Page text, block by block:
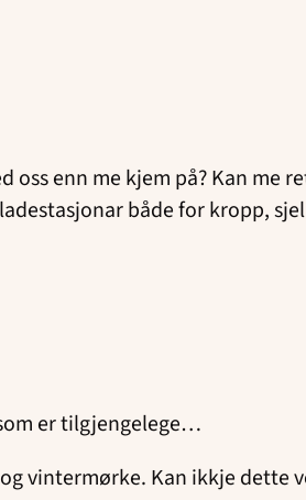
enn me kjem på? Kan me
både for kropp,
er tilgjengelege…
vintermørke. Kan ikkje dette